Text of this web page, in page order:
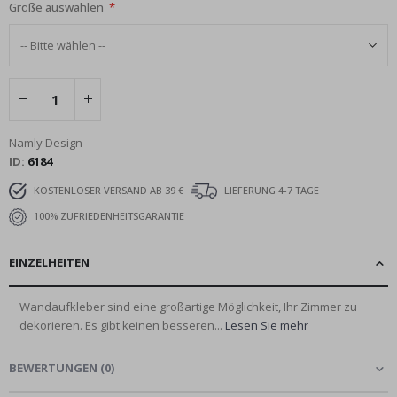
Größe auswählen
Namly Design
ID 6184
KOSTENLOSER VERSAND AB 39 €
LIEFERUNG 4-7 TAGE
100% ZUFRIEDENHEITSGARANTIE
EINZELHEITEN
Wandaufkleber sind eine großartige Möglichkeit, Ihr Zimmer zu
dekorieren. Es gibt keinen besseren... Lesen Sie mehr
BEWERTUNGEN (0)